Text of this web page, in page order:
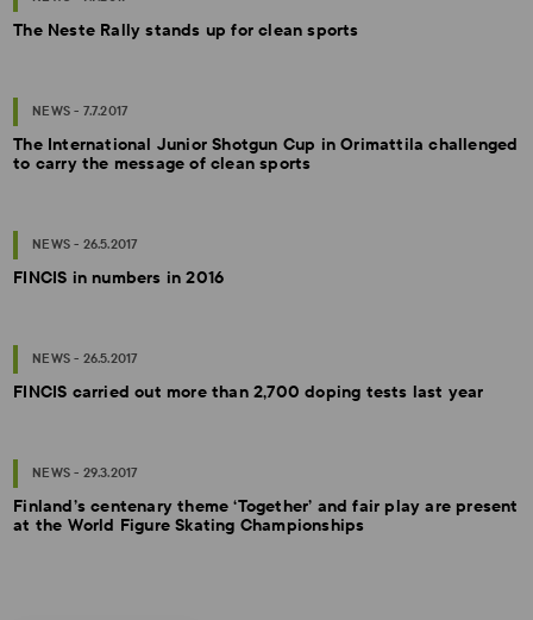
The Neste Rally stands up for clean sports
NEWS - 7.7.2017
The International Junior Shotgun Cup in Orimattila challenged
to carry the message of clean sports
NEWS - 26.5.2017
FINCIS in numbers in 2016
NEWS - 26.5.2017
FINCIS carried out more than 2,700 doping tests last year
NEWS - 29.3.2017
Finland’s centenary theme ‘Together’ and fair play are present
at the World Figure Skating Championships